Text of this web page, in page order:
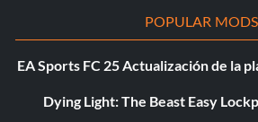
POPULAR MODS
EA Sports FC 25 Actualización de la
Dying Light: The Beast Easy